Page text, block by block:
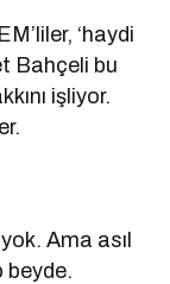
‘haydi
Bahçeli bu
işliyor.
Ama asıl
beyde.